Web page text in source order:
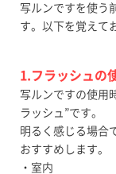
写ルンですを使う
す。以下を覚えて
1.フラッシュの
写ルンですの使用
ラッシュ”です。
明るく感じる場合
おすすめします。
・室内